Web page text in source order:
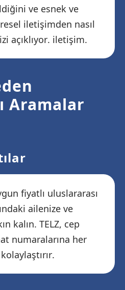
ve esnek ve
iletişimden nasıl
açıklıyor. iletişim.
Aramalar
fiyatlı uluslararası
ailenize ve
kalın. TELZ, cep
numaralarına her